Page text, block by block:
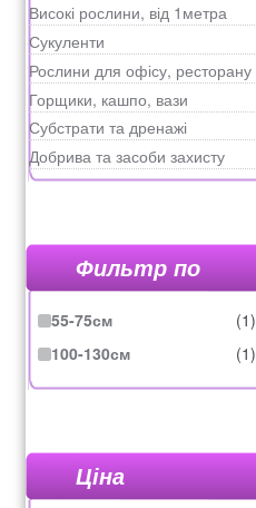
Високі рослини, від 1метра
Сукуленти
Рослини для офісу, ресторану
Горщики, кашпо, вази
Субстрати та дренажі
Добрива та засоби захисту
Фильтр по
55-75см
(1)
100-130см
(1)
Ціна